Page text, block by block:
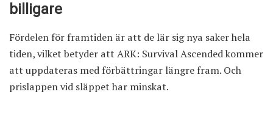
billigare
Fördelen för framtiden är att de lär sig nya saker hela
tiden, vilket betyder att ARK: Survival Ascended kommer
att uppdateras med förbättringar längre fram. Och
prislappen vid släppet har minskat.